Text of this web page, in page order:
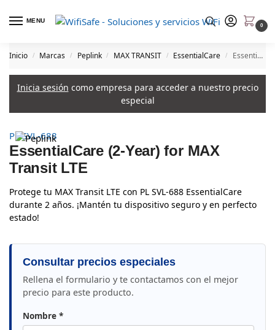
MENU
0
Inicio / Marcas / Peplink / MAX TRANSIT / EssentialCare / EssentialCare (2-Year) for MAX Transit LTE
Inicia sesión como empresa para acceder a nuestro precio
especial
PL SVL-688
EssentialCare (2-Year) for MAX
Transit LTE
Protege tu MAX Transit LTE con PL SVL-688 EssentialCare
durante 2 años. ¡Mantén tu dispositivo seguro y en perfecto
estado!
Consultar precios especiales
Rellena el formulario y te contactamos con el mejor
precio para este producto.
Nombre *